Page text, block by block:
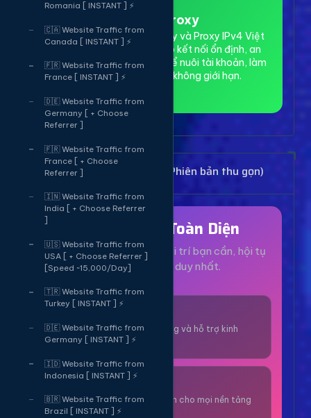
Romania [ INSTANT ] ⚡
🇨🇦 Website Traffic from
Canada [ INSTANT ] ⚡
🇫🇷 Website Traffic from
France [ INSTANT ] ⚡
🇩🇪 Website Traffic from
Germany [ + Choose
Referrer ]
🇫🇷 Website Traffic from
France [ + Choose
Referrer ]
🇮🇳 Website Traffic from
India [ + Choose Referrer
🇺🇸 Website Traffic from
USA [ + Choose Referrer ]
[Speed ~15,000/Day]
🇹🇷 Website Traffic from
Turkey [ INSTANT ] ⚡
🇩🇪 Website Traffic from
Germany [ INSTANT ] ⚡
🇮🇩 Website Traffic from
Indonesia [ INSTANT ] ⚡
🇧🇷 Website Traffic from
Brazil [ INSTANT ] ⚡
4. Thuê Proxy
Cho thuê Proxy dân cư xoay và Proxy IPv4 Việt
Nam tốc độ cao. Đảm bảo kết nối ổn định, an
toàn và ẩn danh, phù hợp để nuôi tài khoản, làm
MMO và truy cập web không giới hạn.
Bảng Dịch Vụ Mạng Xã Hội (Phiên bản thu gọn)
Hệ Sinh Thái Toàn Diện
Mọi dịch vụ, tiện ích và giải trí bạn cần, hội tụ
tại một nền tảng duy nhất.
1000+ Dịch Vụ
Công cụ tăng trưởng và hỗ trợ kinh
doanh online.
Thuê OTP SĐT
Nhận code xác minh cho mọi nền tảng
tức thì.